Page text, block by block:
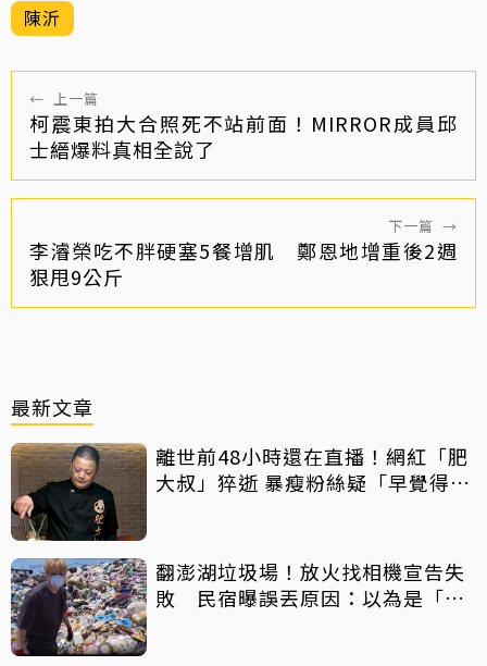
陳沂
← 上一篇
柯震東拍大合照死不站前面！MIRROR成員邱
士縉爆料真相全說了
下一篇 →
李濬榮吃不胖硬塞5餐增肌 鄭恩地增重後2週
狠甩9公斤
最新文章
離世前48小時還在直播！網紅「肥
大叔」猝逝 暴瘦粉絲疑「早覺得不
翻澎湖垃圾場！放火找相機宣告失
敗 民宿曝誤丟原因：以為是「按